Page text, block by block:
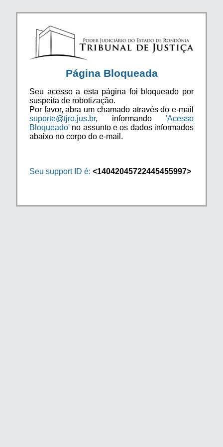
Página Bloqueada
Seu acesso a esta página foi bloqueado por
suspeita de robotização.
Por favor, abra um chamado através do e-mail
suporte@tjro.jus.br, informando 'Acesso
Bloqueado' no assunto e os dados informados
abaixo no corpo do e-mail.
Seu support ID é: <14042045722445455997>